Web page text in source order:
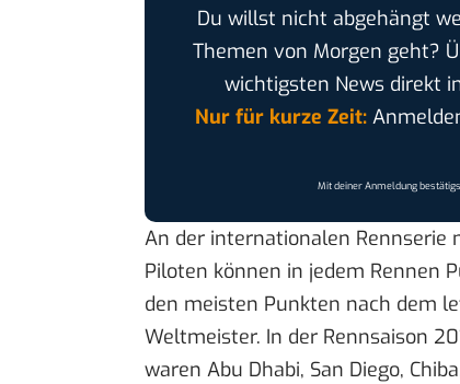
Du willst nicht abgehängt
Themen von Morgen geht?
wichtigsten News direkt
Nur für kurze Zeit:
Mit deiner Anmeldung
An der internationalen Rennserie
Piloten können in jedem Rennen
den meisten Punkten nach dem
Weltmeister. In der Rennsaison
waren Abu Dhabi, San Diego,